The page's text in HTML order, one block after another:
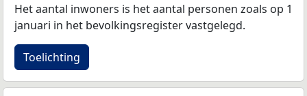
Het aantal inwoners is het aantal personen zoals op 1
januari in het bevolkingsregister vastgelegd.
Toelichting